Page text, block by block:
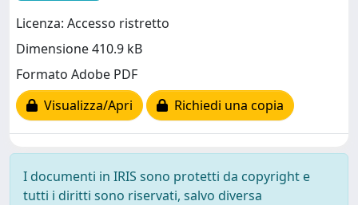
Licenza: Accesso ristretto
Dimensione 410.9 kB
Formato Adobe PDF
Visualizza/Apri
Richiedi una copia
I documenti in IRIS sono protetti da copyright e
tutti i diritti sono riservati, salvo diversa